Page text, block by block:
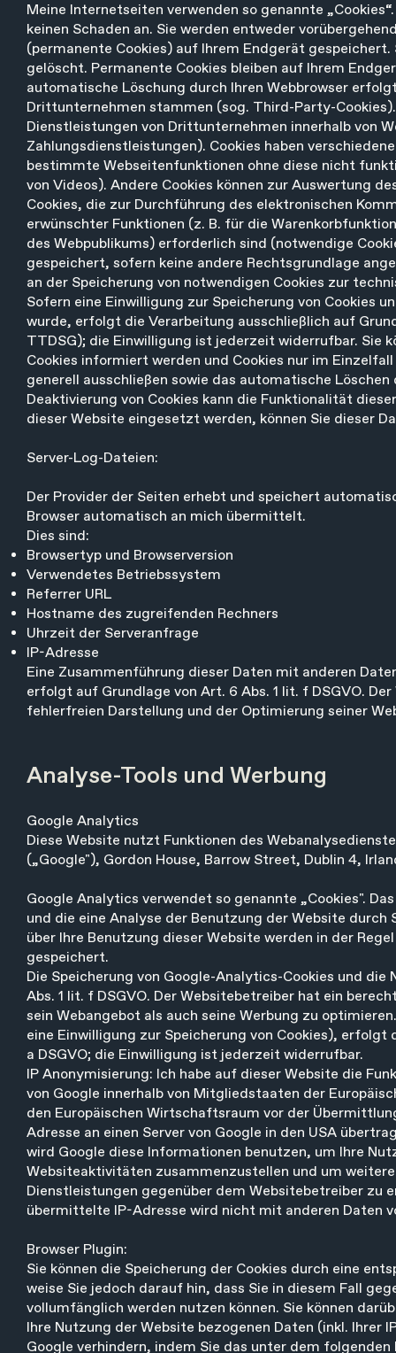
Meine Internetseiten verwenden so genannte
keinen Schaden an. Sie werden entweder
(permanente Cookies) auf Ihrem Endgerät
gelöscht. Permanente Cookies bleiben auf Ihrem
automatische Löschung durch Ihren Webbrowser
Drittunternehmen stammen (sog. Third-Party-
Dienstleistungen von Drittunternehmen innerhalb von
Zahlungsdienstleistungen). Cookies haben
bestimmte Webseitenfunktionen ohne diese nicht
von Videos). Andere Cookies können zur Auswertung
Cookies, die zur Durchführung des elektronischen
erwünschter Funktionen (z. B. für die
des Webpublikums) erforderlich sind (notwendige
gespeichert, sofern keine andere Rechtsgrundlage
an der Speicherung von notwendigen Cookies zur
Sofern eine Einwilligung zur Speicherung von Cookies
wurde, erfolgt die Verarbeitung ausschließlich auf
TTDSG); die Einwilligung ist jederzeit widerrufbar. Sie
Cookies informiert werden und Cookies nur im
generell ausschließen sowie das automatische
Deaktivierung von Cookies kann die Funktionalität
dieser Website eingesetzt werden, können Sie dieser
Server-Log-Dateien:
Der Provider der Seiten erhebt und speichert
Browser automatisch an mich übermittelt.
Dies sind:
Browsertyp und Browserversion
Verwendetes Betriebssystem
Referrer URL
Hostname des zugreifenden Rechners
Uhrzeit der Serveranfrage
IP-Adresse
Eine Zusammenführung dieser Daten mit anderen
erfolgt auf Grundlage von Art. 6 Abs. 1 lit. f DSGVO.
fehlerfreien Darstellung und der Optimierung seiner
Analyse-Tools und Werbung
Google Analytics
Diese Website nutzt Funktionen des
(„Google"), Gordon House, Barrow Street, Dublin 4,
Google Analytics verwendet so genannte „Cookies".
und die eine Analyse der Benutzung der Website
über Ihre Benutzung dieser Website werden in der
gespeichert.
Die Speicherung von Google-Analytics-Cookies und
Abs. 1 lit. f DSGVO. Der Websitebetreiber hat ein
sein Webangebot als auch seine Werbung zu
eine Einwilligung zur Speicherung von Cookies),
a DSGVO; die Einwilligung ist jederzeit widerrufbar.
IP Anonymisierung: Ich habe auf dieser Website die
von Google innerhalb von Mitgliedstaaten der
den Europäischen Wirtschaftsraum vor der
Adresse an einen Server von Google in den USA
wird Google diese Informationen benutzen, um Ihre
Websiteaktivitäten zusammenzustellen und um
Dienstleistungen gegenüber dem Websitebetreiber zu
übermittelte IP-Adresse wird nicht mit anderen Daten
Browser Plugin:
Sie können die Speicherung der Cookies durch eine
weise Sie jedoch darauf hin, dass Sie in diesem Fall
vollumfänglich werden nutzen können. Sie können
Ihre Nutzung der Website bezogenen Daten (inkl. Ihrer
Google verhindern, indem Sie das unter dem